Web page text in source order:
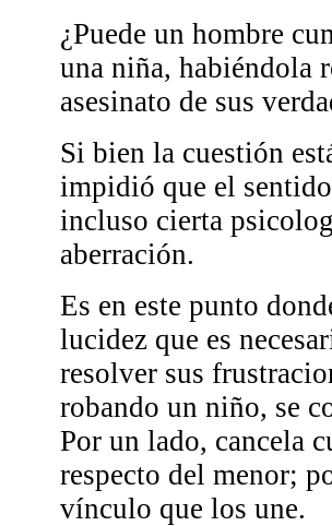
¿Puede un hombre
una niña, habiéndola
asesinato de sus
Si bien la cuestión
impidió que el
incluso cierta
aberración.
Es en este punto
lucidez que es
resolver sus
robando un niño, se
Por un lado, cancela
respecto del menor;
vínculo que los une.